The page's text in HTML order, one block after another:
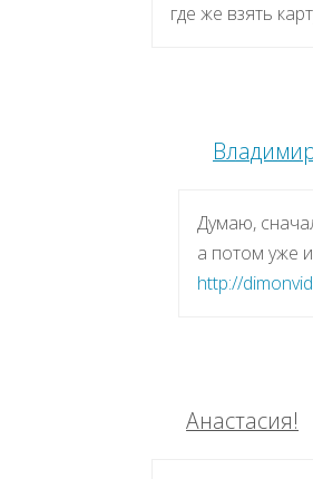
где же взять
Думаю,
а потом уже
http://
Анастасия!